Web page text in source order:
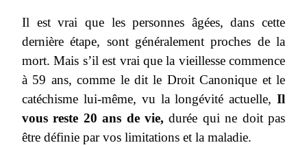
Il est vrai que les personnes âgées, dans cette
dernière étape, sont généralement proches de la
mort. Mais s’il est vrai que la vieillesse commence
à 59 ans, comme le dit le Droit Canonique et le
catéchisme lui-même, vu la longévité actuelle, Il
vous reste 20 ans de vie,durée qui ne doit pas
être définie par vos limitations et la maladie.